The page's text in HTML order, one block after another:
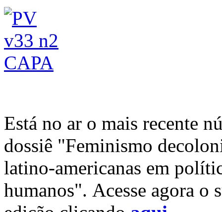
Está no ar o mais recente
dossiê "Feminismo
latino-americanas em
humanos". Acesse agora o